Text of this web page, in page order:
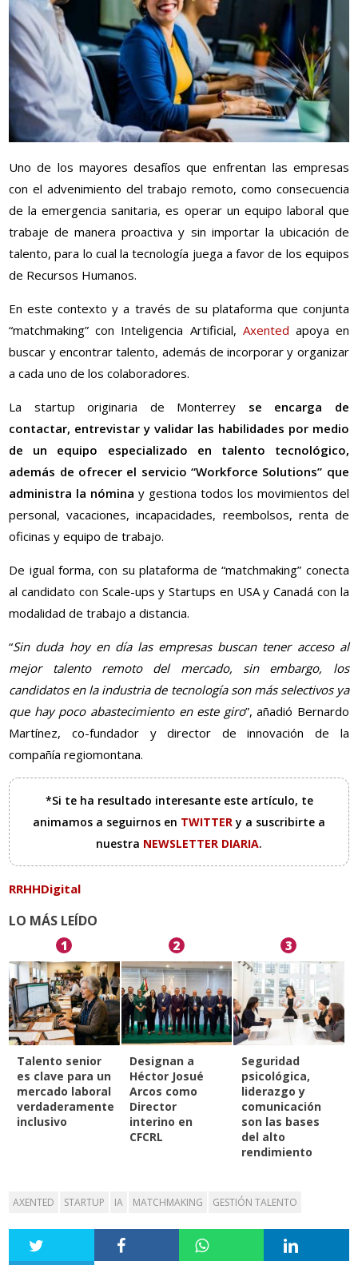
Uno de los mayores desafíos que enfrentan las empresas
con el advenimiento del trabajo remoto, como consecuencia
de la emergencia sanitaria, es operar un equipo laboral que
trabaje de manera proactiva y sin importar la ubicación de
talento, para lo cual la tecnología juega a favor de los equipos
de Recursos Humanos.
En este contexto y a través de su plataforma que conjunta
“matchmaking” con Inteligencia Artificial, Axented apoya en
buscar y encontrar talento, además de incorporar y organizar
a cada uno de los colaboradores.
La startup originaria de Monterrey se encarga de
contactar, entrevistar y validar las habilidades por medio
de un equipo especializado en talento tecnológico,
además de ofrecer el servicio “Workforce Solutions” que
administra la nómina y gestiona todos los movimientos del
personal, vacaciones, incapacidades, reembolsos, renta de
oficinas y equipo de trabajo.
De igual forma, con su plataforma de “matchmaking” conecta
al candidato con Scale-ups y Startups en USA y Canadá con la
modalidad de trabajo a distancia.
“Sin duda hoy en día las empresas buscan tener acceso al
mejor talento remoto del mercado, sin embargo, los
candidatos en la industria de tecnología son más selectivos ya
que hay poco abastecimiento en este giro”, añadió Bernardo
Martínez, co-fundador y director de innovación de la
compañía regiomontana.
*Si te ha resultado interesante este artículo, te
animamos a seguirnos en TWITTERy a suscribirte a
nuestra NEWSLETTER DIARIA.
RRHHDigital
LO MÁS LEÍDO
1
Talento senior
es clave para un
mercado laboral
verdaderamente
inclusivo
2
Designan a
Héctor Josué
Arcos como
Director
interino en
CFCRL
3
Seguridad
psicológica,
liderazgo y
comunicación
son las bases
del alto
rendimiento
AXENTED STARTUP IA MATCHMAKING GESTIÓN TALENTO